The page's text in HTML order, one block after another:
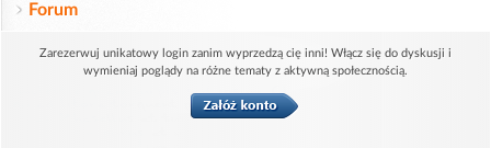
Forum
Zarezerwuj unikatowy login zanim wyprzedzą cię inni! Włącz się do dyskusji i
wymieniaj poglądy na różne tematy z aktywną społecznością.